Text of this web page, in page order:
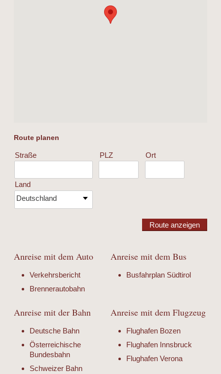
Route planen
Straße PLZ Ort
Land
Deutschland
Route anzeigen
Anreise mit dem Auto
Verkehrsbericht
Brennerautobahn
Anreise mit dem Bus
Busfahrplan Südtirol
Anreise mit der Bahn
Deutsche Bahn
Österreichische
Bundesbahn
Schweizer Bahn
Anreise mit dem Flugzeug
Flughafen Bozen
Flughafen Innsbruck
Flughafen Verona